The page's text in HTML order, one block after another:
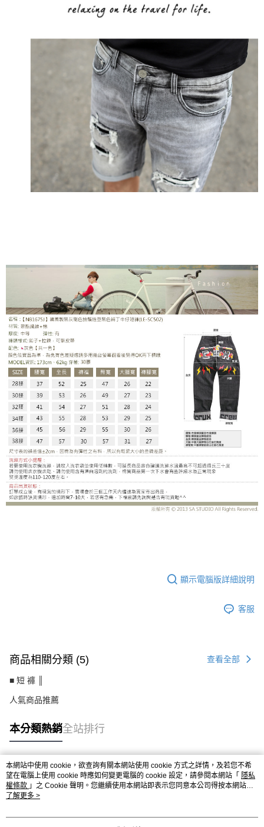
顯示電腦版詳細說明
客服
商品相關分類 (5) 查看全部
■ 短 褲 ║
人氣商品推薦
本分類熱銷全站排行
熱門標籤
本網站中使用 cookie，欲查詢有關本網站使用 cookie 方式之詳情，及若您不希
望在電腦上使用 cookie 時應如何變更電腦的 cookie 設定，請參閱本網站「 隱私
權條款 」之 Cookie 聲明。您繼續使用本網站即表示您同意本公司得按本網站使
用條款之 Cookie 聲明使用 cookie。
了解更多 >